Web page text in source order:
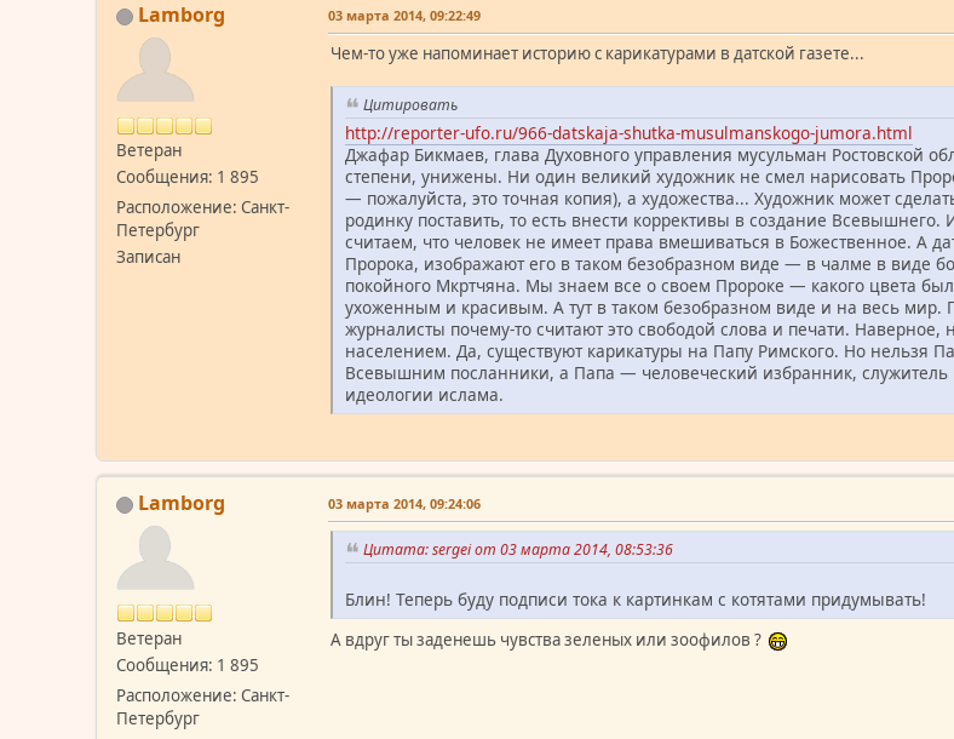
Lamborg
Ветеран
Сообщения: 1 895
Расположение: Санкт-
Петербург
Записан
03 марта 2014, 09:22:49
Чем-то уже напоминает историю с карикатурами в датской газете...
Цитировать
http://reporter-ufo.ru/966-datskaja-shutka-musulmanskogo-jumora.html
Джафар Бикмаев, глава Духовного управления мусульман
степени, унижены. Ни один великий художник не смел нарисовать
— пожалуйста, это точная копия), а художества... Художник может
родинку поставить, то есть внести коррективы в создание
считаем, что человек не имеет права вмешиваться в Божественное. А
Пророка, изображают его в таком безобразном виде — в чалме в виде
покойного Мкртчяна. Мы знаем все о своем Пророке — какого цвета
ухоженным и красивым. А тут в таком безобразном виде и на весь мир.
журналисты почему-то считают это свободой слова и печати.
населением. Да, существуют карикатуры на Папу Римского. Но
Всевышним посланники, а Папа — человеческий избранник, служитель
идеологии ислама.
Lamborg
Ветеран
Сообщения: 1 895
Расположение: Санкт-
Петербург
03 марта 2014, 09:24:06
Цитата: sergei от 03 марта 2014, 08:53:36
Блин! Теперь буду подписи тока к картинкам с котятами придумывать!
А вдруг ты заденешь чувства зеленых или зоофилов ?